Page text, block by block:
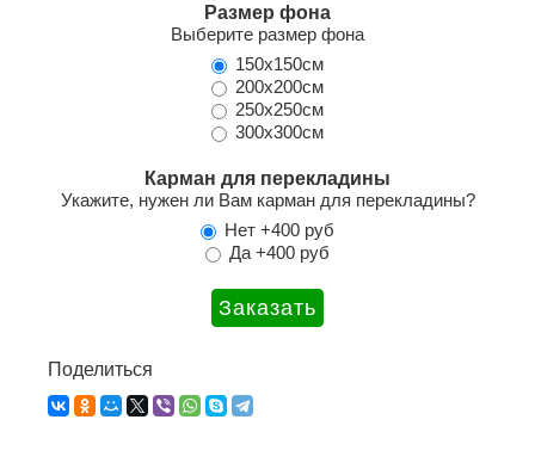
Размер фона
Выберите размер фона
150х150см
200х200см
250х250см
300х300см
Карман для перекладины
Укажите, нужен ли Вам карман для перекладины?
Нет +400 руб
Да +400 руб
Поделиться